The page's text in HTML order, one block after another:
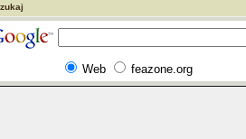
Web feazone.org